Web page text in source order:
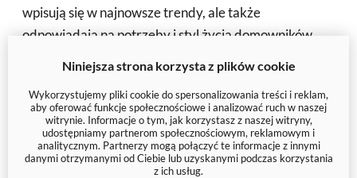
wpisują się w najnowsze trendy, ale także
odpowiadają na potrzeby i styl życia domowników.
odpowiednio dobrane dekoracje ścienne mogą
całkowicie odmienić każde wnętrze.
Zainspiruj się trendami i stwórz przestrzeń, która
Niniejsza strona korzysta z plików cookie
Wykorzystujemy pliki cookie do spersonalizowania treści i reklam,
aby oferować funkcje społecznościowe i analizować ruch w naszej
witrynie. Informacje o tym, jak korzystasz z naszej witryny,
udostępniamy partnerom społecznościowym, reklamowym i
analitycznym. Partnerzy mogą połączyć te informacje z innymi
danymi otrzymanymi od Ciebie lub uzyskanymi podczas korzystania
z ich usług.